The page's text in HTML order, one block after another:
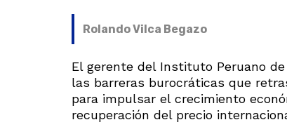
Rolando Vilca Begazo
El gerente del Instituto Peruano
las barreras burocráticas que
para impulsar el crecimiento
recuperación del precio